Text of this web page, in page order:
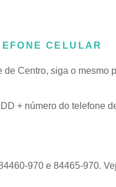
CELULAR
Centro, siga o mesmo
+ número do telefone
970 e 84465-970.